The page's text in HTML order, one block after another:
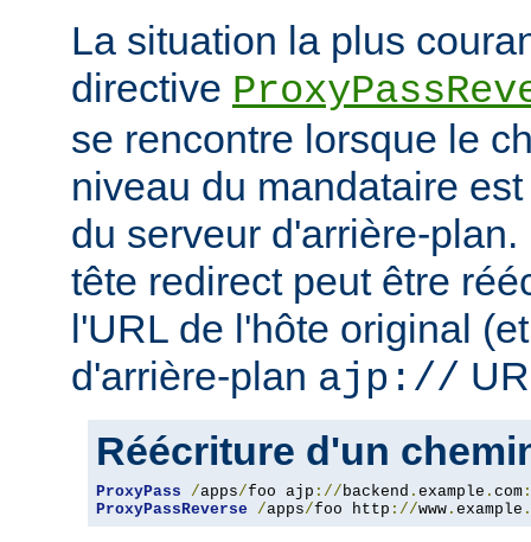
La situation la plus
directive
se rencontre lorsque le
niveau du mandataire
du serveur d'arrière-
tête redirect peut être
l'URL de l'hôte original
d'arrière-plan ajp://
Réécriture d'un
ProxyPass /apps/foo ajp :// backend . example . com :
ProxyPassReverse
/apps/foo http ://www . example .